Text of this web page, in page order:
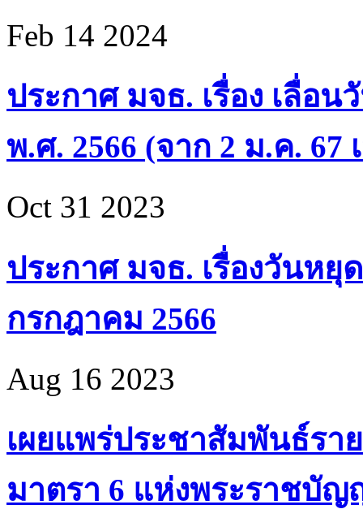
Feb 14 2024
ประกาศ มจธ. เรื่อง เลื่อ
พ.ศ. 2566 (จาก 2 ม.ค. 67
Oct 31 2023
ประกาศ มจธ. เรื่องวันหยุ
กรกฎาคม 2566
Aug 16 2023
เผยแพร่ประชาสัมพันธ์ร
มาตรา 6 แห่งพระราชบั